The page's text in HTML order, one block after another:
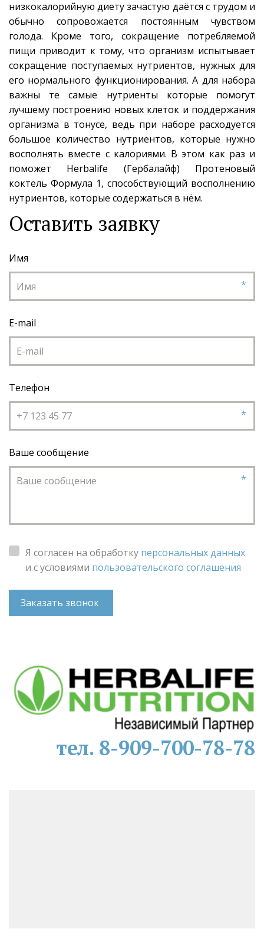
низкокалорийную диету зачастую даётся с трудом и
обычно сопровожается постоянным чувством
голода. Кроме того, сокращение потребляемой
пищи приводит к тому, что организм испытывает
сокращение поступаемых нутриентов, нужных для
его нормального функционирования. А для набора
важны те самые нутриенты которые помогут
лучшему построению новых клеток и поддержания
организма в тонусе, ведь при наборе расходуется
большое количество нутриентов, которые нужно
восполнять вместе с калориями. В этом как раз и
поможет Herbalife (Гербалайф) Протеновый
коктель Формула 1, способствующий восполнению
нутриентов, которые содержаться в нём.
Оставить заявку
Имя
*
E-mail
Телефон
*
Ваше сообщение
*
Я согласен на обработку персональных данных
и с условиями пользовательского соглашения
Заказать звонок
тел. 8-909-700-78-78